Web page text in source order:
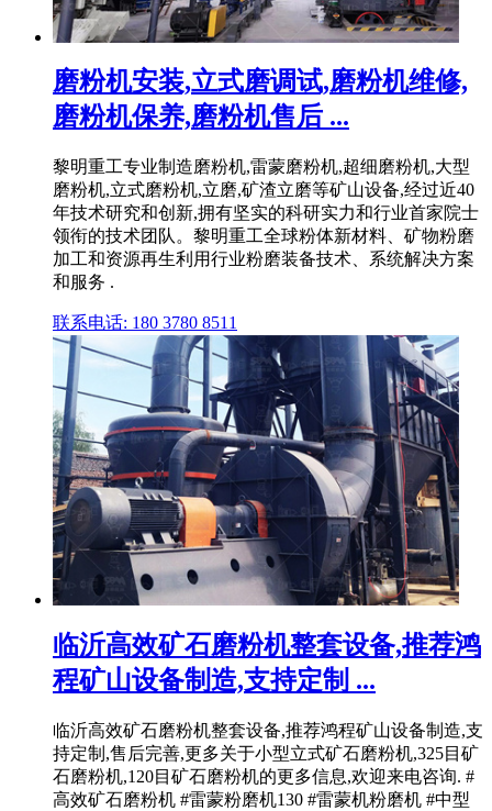
磨粉机安装,立式磨调试,磨粉机维修,
磨粉机保养,磨粉机售后 ...
黎明重工专业制造磨粉机,雷蒙磨粉机,超细磨粉机,大型
磨粉机,立式磨粉机,立磨,矿渣立磨等矿山设备,经过近40
年技术研究和创新,拥有坚实的科研实力和行业首家院士
领衔的技术团队。黎明重工全球粉体新材料、矿物粉磨
加工和资源再生利用行业粉磨装备技术、系统解决方案
和服务 .
联系电话: 180 3780 8511
临沂高效矿石磨粉机整套设备,推荐鸿
程矿山设备制造,支持定制 ...
临沂高效矿石磨粉机整套设备,推荐鸿程矿山设备制造,支
持定制,售后完善,更多关于小型立式矿石磨粉机,325目矿
石磨粉机,120目矿石磨粉机的更多信息,欢迎来电咨询. #
高效矿石磨粉机 #雷蒙粉磨机130 #雷蒙机粉磨机 #中型